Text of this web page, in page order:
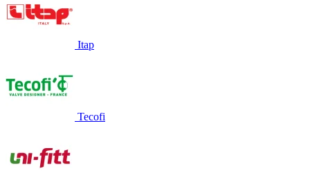
Itap
Tecofi